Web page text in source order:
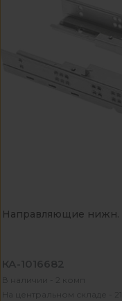
Направляющие нижн.
КА-1016682
В наличии - 2 комп
На центральном складе -